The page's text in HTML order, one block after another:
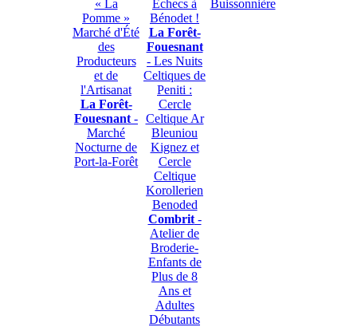
« La
Pomme »
Marché d'Été
des
Producteurs
et de
l'Artisanat
La Forêt-
Fouesnant -
Marché
Nocturne de
Port-la-Forêt
Échecs à
Bénodet !
La Forêt-
Fouesnant
- Les Nuits
Celtiques de
Peniti :
Cercle
Celtique Ar
Bleuniou
Kignez et
Cercle
Celtique
Korollerien
Benoded
Combrit-
Atelier de
Broderie-
Enfants de
Plus de 8
Ans et
Adultes
Débutants
Buissonnière